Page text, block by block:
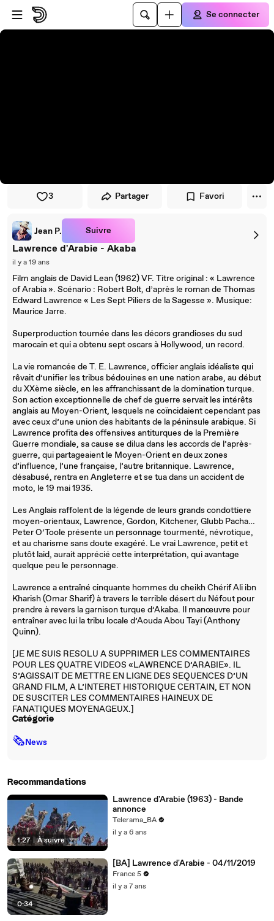
Passer au player
Passer au contenu principal
Se connecter
3 Partager Favori
Jean P. Suivre
Lawrence d'Arabie - Akaba
il y a 19 ans
Film anglais de David Lean (1962) VF. Titre original : « Lawrence
of Arabia ». Scénario : Robert Bolt, d’après le roman de Thomas
Edward Lawrence « Les Sept Piliers de la Sagesse ». Musique:
Maurice Jarre.
Superproduction tournée dans les décors grandioses du sud
marocain et qui a obtenu sept oscars à Hollywood, un record.
La vie romancée de T. E. Lawrence, officier anglais idéaliste qui
rêvait d’unifier les tribus bédouines en une nation arabe, au début
du XXème siècle, en les affranchissant de la domination turque.
Son action exceptionnelle de chef de guerre servait les intérêts
anglais au Moyen-Orient, lesquels ne coïncidaient cependant pas
avec ceux d’une union des habitants de la péninsule arabique. Si
Lawrence profita des offensives antiturques de la Première
Guerre mondiale, sa cause se dilua dans les accords de l’après-
guerre, qui partageaient le Moyen-Orient en deux zones
d’influence, l’une française, l’autre britannique. Lawrence,
désabusé, rentra en Angleterre et se tua dans un accident de
moto, le 19 mai 1935.
Les Anglais raffolent de la légende de leurs grands condottiere
moyen-orientaux, Lawrence, Gordon, Kitchener, Glubb Pacha…
Peter O’Toole présente un personnage tourmenté, névrotique,
et au charisme sans doute exagéré. Le vrai Lawrence, petit et
plutôt laid, aurait apprécié cette interprétation, qui avantage
quelque peu le personnage.
Lawrence a entraîné cinquante hommes du cheikh Chérif Ali ibn
Kharish (Omar Sharif) à travers le terrible désert du Néfout pour
prendre à revers la garnison turque d’Akaba. Il manœuvre pour
entraîner avec lui la tribu locale d’Aouda Abou Tayi (Anthony
Quinn).
[JE ME SUIS RESOLU A SUPPRIMER LES COMMENTAIRES
POUR LES QUATRE VIDEOS «LAWRENCE D’ARABIE». IL
S’AGISSAIT DE METTRE EN LIGNE DES SEQUENCES D’UN
GRAND FILM, A L’INTERET HISTORIQUE CERTAIN, ET NON
DE SUSCITER LES COMMENTAIRES HAINEUX DE
FANATIQUES MOYENAGEUX.]
Catégorie
🗞News
Recommandations
1:27 À suivre
Lawrence d'Arabie (1963) - Bande
annonce
Telerama_BA
il y a 6 ans
0:34
[BA] Lawrence d'Arabie - 04/11/2019
France 5
il y a 7 ans